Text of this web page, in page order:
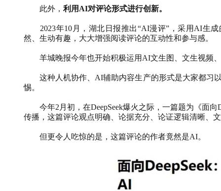
此外， 利用 AI对评论形式进行创新。
2023年10 月，湖北日报推出“AI漫评”，采用 AI生成
然、生动有趣，大大增强阅读评论的互动性和参与感。
羊城晚报今年也开始积极运用 AI文生图、文生视频
这种人机协作、 AI辅助内容生产的形式是大家都习
惕。
今年2 月初，在DeepSeek爆火之际，一篇题为《面向
传播，这篇评论观点明确、论据充分、论证逻辑清晰、
但更令人吃惊的是，这篇评论的作者竟然是AI。